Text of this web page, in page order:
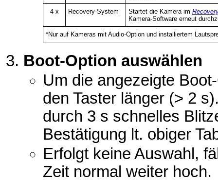
4 x Recovery-System Startet die Kamera im
Kamera-Software erneut
*Nur auf Kameras mit Audio-Option und installiertem
Boot-Option auswählen
Um die angezeigte
den Taster länger (> 2
durch 3 s schnelles
Bestätigung lt. obiger
Erfolgt keine Auswahl,
Zeit normal weiter hoch.